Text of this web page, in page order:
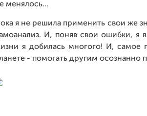
менялось...
я не решила применить свои же
И, поняв свои ошибки, я
я добилась многого! И, самое
- помогать другим осознанно